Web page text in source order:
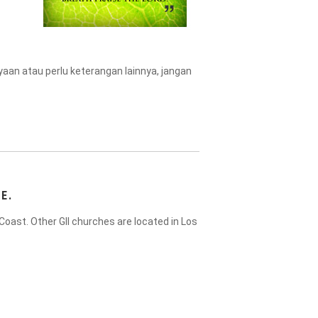
atau perlu keterangan lainnya, jangan
Other GII churches are located in Los